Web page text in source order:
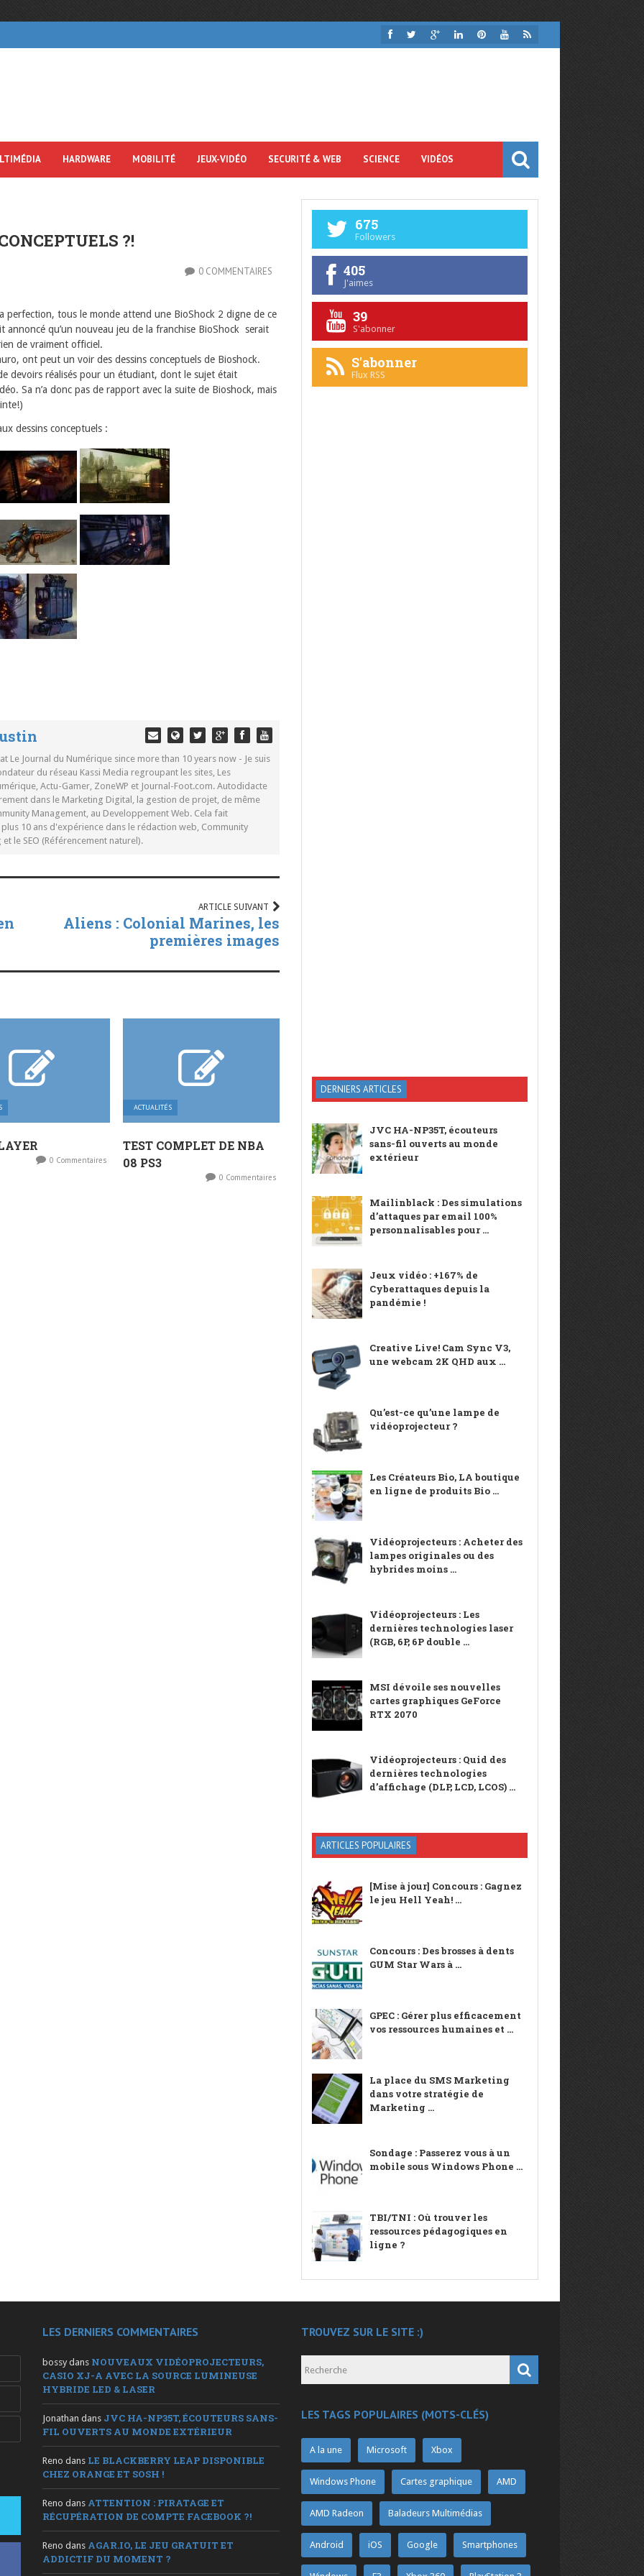
HARDWARE MOBILITÉ JEUX-VIDÉO SECURITÉ & WEB SCIENCE VIDÉOS
?!
0 COMMENTAIRES
perfection, tous le monde attend une BioShock 2 digne de ce
annoncé qu’un nouveau jeu de la franchise BioShock serait
de vraiment officiel.
ont peut un voir des dessins conceptuels de Bioshock.
devoirs réalisés pour un étudiant, dont le sujet était
Sa n’a donc pas de rapport avec la suite de Bioshock, mais
dessins conceptuels :
Le Journal du Numérique since more than 10 years now - Je suis
du réseau Kassi Media regroupant les sites, Les
Actu-Gamer, ZoneWP et Journal-Foot.com. Autodidacte
dans le Marketing Digital, la gestion de projet, de même
Management, au Developpement Web. Cela fait
10 ans d'expérience dans le rédaction web, Community
le SEO (Référencement naturel).
ARTICLE SUIVANT
Aliens : Colonial Marines, les
premières images
0 Commentaires
ACTUALITÉS
TEST COMPLET DE NBA
08 PS3
0 Commentaires
675
Followers
405
J'aimes
39
S'abonner
S'abonner
Flux RSS
DERNIERS ARTICLES
JVC HA-NP35T, écouteurs
sans-fil ouverts au monde
extérieur
Mailinblack : Des simulations
d’attaques par email 100%
personnalisables pour ...
Jeux vidéo : +167% de
Cyberattaques depuis la
pandémie !
Creative Live! Cam Sync V3,
une webcam 2K QHD aux ...
Qu’est-ce qu’une lampe de
vidéoprojecteur ?
Les Créateurs Bio, LA boutique
en ligne de produits Bio ...
Vidéoprojecteurs : Acheter des
lampes originales ou des
hybrides moins ...
Vidéoprojecteurs : Les
dernières technologies laser
(RGB, 6P, 6P double ...
MSI dévoile ses nouvelles
cartes graphiques GeForce
RTX 2070
Vidéoprojecteurs : Quid des
dernières technologies
d’affichage (DLP, LCD, LCOS) ...
ARTICLES POPULAIRES
[Mise à jour] Concours : Gagnez
le jeu Hell Yeah! ...
Concours : Des brosses à dents
GUM Star Wars à ...
GPEC : Gérer plus efficacement
vos ressources humaines et ...
La place du SMS Marketing
dans votre stratégie de
Marketing ...
Sondage : Passerez vous à un
mobile sous Windows Phone ...
TBI/TNI : Où trouver les
ressources pédagogiques en
ligne ?
LES DERNIERS COMMENTAIRES
bossy dans NOUVEAUX VIDÉOPROJECTEURS,
CASIO XJ-A AVEC LA SOURCE LUMINEUSE
HYBRIDE LED & LASER
Jonathan dans JVC HA-NP35T, ÉCOUTEURS SANS-
FIL OUVERTS AU MONDE EXTÉRIEUR
Reno dans LE BLACKBERRY LEAP DISPONIBLE
CHEZ ORANGE ET SOSH !
Reno dans ATTENTION : PIRATAGE ET
RÉCUPÉRATION DE COMPTE FACEBOOK ?!
Reno dans AGAR.IO, LE JEU GRATUIT ET
ADDICTIF DU MOMENT ?
TROUVEZ SUR LE SITE :)
LES TAGS POPULAIRES (MOTS-CLÉS)
A la une Microsoft Xbox
Windows Phone Cartes graphique AMD
AMD Radeon Baladeurs Multimédias
Android iOS Google Smartphones